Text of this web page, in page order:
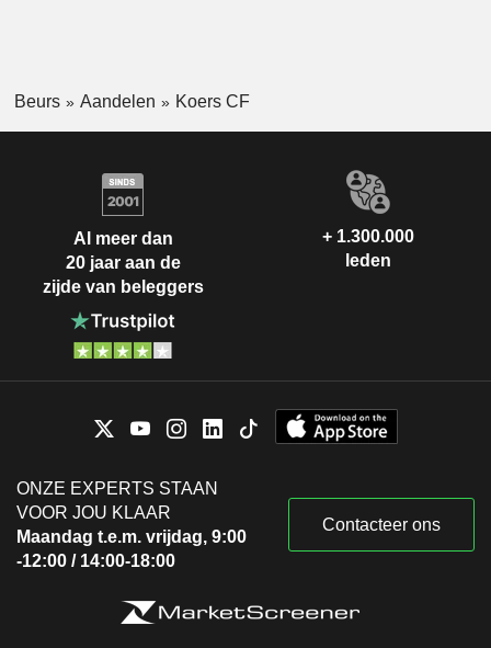
Beurs Aandelen Koers CF
Al meer dan
20 jaar aan de
zijde van beleggers
+ 1.300.000
leden
ONZE EXPERTS STAAN
VOOR JOU KLAAR
Maandag t.e.m. vrijdag, 9:00
-12:00 / 14:00-18:00
Contacteer ons